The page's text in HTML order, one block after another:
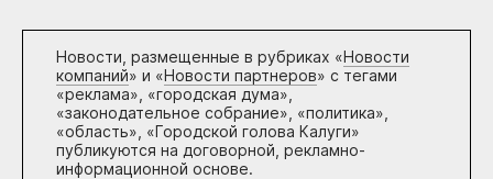
Новости, размещенные в рубриках «Новости
компаний» и «Новости партнеров» с тегами
«реклама», «городская дума»,
«законодательное собрание», «политика»,
«область», «Городской голова Калуги»
публикуются на договорной, рекламно-
информационной основе.